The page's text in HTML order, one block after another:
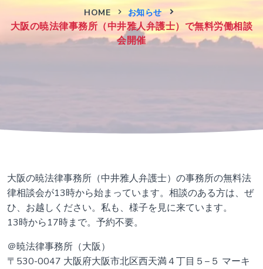
HOME お知らせ
大阪の暁法律事務所（中井雅人弁護士）で無料労働相談
会開催
大阪の暁法律事務所（中井雅人弁護士）の事務所の無料法
律相談会が13時から始まっています。相談のある方は、ぜ
ひ、お越しください。私も、様子を見に来ています。
13時から17時まで。予約不要。
＠暁法律事務所（大阪）
〒530-0047 大阪府大阪市北区西天満４丁目５−５ マーキ